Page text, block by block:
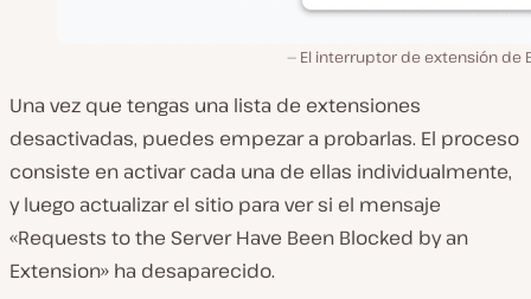
El interruptor de extensión de
Una vez que tengas una lista de extensiones
desactivadas, puedes empezar a probarlas. El proceso
consiste en activar cada una de ellas individualmente,
y luego actualizar el sitio para ver si el mensaje
«Requests to the Server Have Been Blocked by an
Extension» ha desaparecido.